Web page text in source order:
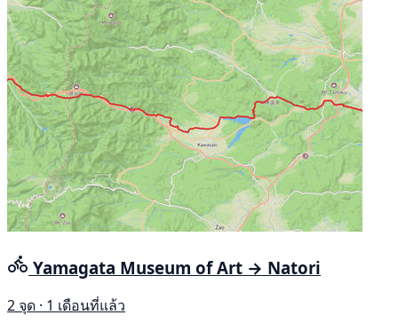
Yamagata Museum of Art → Natori
2 จุด · 1 เดือนที่แล้ว